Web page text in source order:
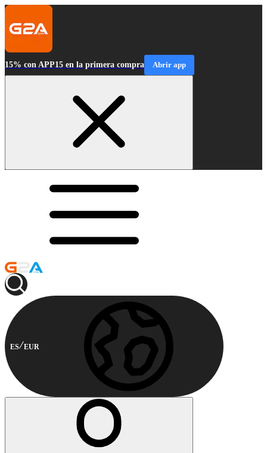
15% con APP15 en la primera compra Abrir app
ES EUR